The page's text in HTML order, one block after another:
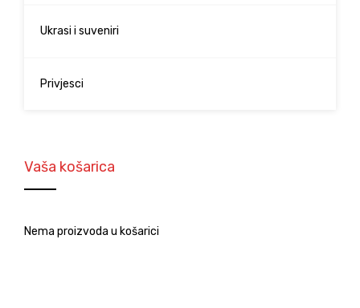
Ukrasi i suveniri
Privjesci
Vaša košarica
Nema proizvoda u košarici